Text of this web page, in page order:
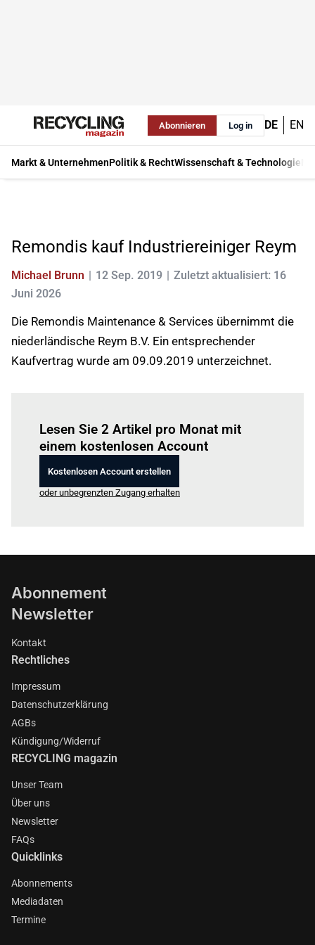
Abonnieren Log in DE EN
Markt & UnternehmenPolitik & RechtWissenschaft & Technologie
Remondis kauf Industriereiniger Reym
Michael Brunn 12 Sep. 2019
Zuletzt aktualisiert: 16
Juni 2026
Die Remondis Maintenance & Services übernimmt die
niederländische Reym B.V. Ein entsprechender
Kaufvertrag wurde am 09.09.2019 unterzeichnet.
Lesen Sie 2 Artikel pro Monat mit
einem kostenlosen Account
Kostenlosen Account erstellen
oder unbegrenzten Zugang erhalten
Abonnement
Newsletter
Kontakt
Rechtliches
Impressum
Datenschutzerklärung
AGBs
Kündigung/Widerruf
RECYCLING magazin
Unser Team
Über uns
Newsletter
FAQs
Quicklinks
Abonnements
Mediadaten
Termine